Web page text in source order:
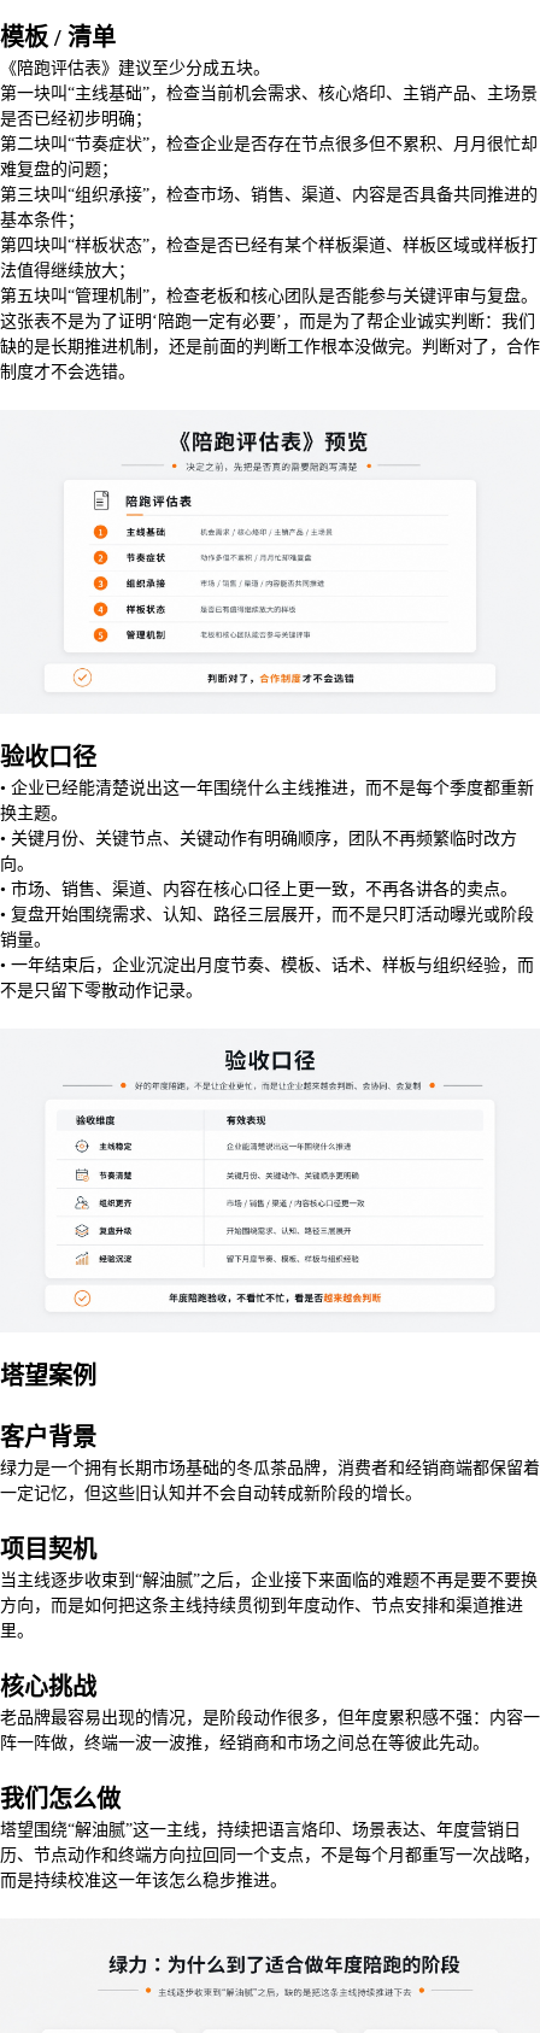
模板 / 清单
《陪跑评估表》建议至少分成五块。
第一块叫“主线基础”，检查当前机会需求、核心烙印、主销产品、主场景
是否已经初步明确；
第二块叫“节奏症状”，检查企业是否存在节点很多但不累积、月月很忙却
难复盘的问题；
第三块叫“组织承接”，检查市场、销售、渠道、内容是否具备共同推进的
基本条件；
第四块叫“样板状态”，检查是否已经有某个样板渠道、样板区域或样板打
法值得继续放大；
第五块叫“管理机制”，检查老板和核心团队是否能参与关键评审与复盘。
这张表不是为了证明‘陪跑一定有必要’，而是为了帮企业诚实判断：我们
缺的是长期推进机制，还是前面的判断工作根本没做完。判断对了，合作
制度才不会选错。
验收口径
• 企业已经能清楚说出这一年围绕什么主线推进，而不是每个季度都重新
换主题。
• 关键月份、关键节点、关键动作有明确顺序，团队不再频繁临时改方
向。
• 市场、销售、渠道、内容在核心口径上更一致，不再各讲各的卖点。
• 复盘开始围绕需求、认知、路径三层展开，而不是只盯活动曝光或阶段
销量。
• 一年结束后，企业沉淀出月度节奏、模板、话术、样板与组织经验，而
不是只留下零散动作记录。
塔望案例
客户背景
绿力是一个拥有长期市场基础的冬瓜茶品牌，消费者和经销商端都保留着
一定记忆，但这些旧认知并不会自动转成新阶段的增长。
项目契机
当主线逐步收束到“解油腻”之后，企业接下来面临的难题不再是要不要换
方向，而是如何把这条主线持续贯彻到年度动作、节点安排和渠道推进
里。
核心挑战
老品牌最容易出现的情况，是阶段动作很多，但年度累积感不强：内容一
阵一阵做，终端一波一波推，经销商和市场之间总在等彼此先动。
我们怎么做
塔望围绕“解油腻”这一主线，持续把语言烙印、场景表达、年度营销日
历、节点动作和终端方向拉回同一个支点，不是每个月都重写一次战略，
而是持续校准这一年该怎么稳步推进。